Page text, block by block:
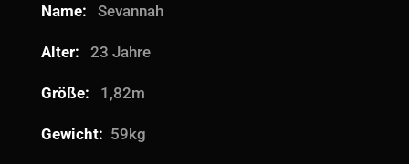
Name: Sevannah
Alter: 23 Jahre
Größe: 1,82m
Gewicht: 59kg